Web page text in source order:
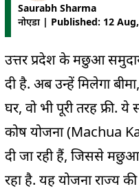
Saurabh Sharma
नोएडा | Published: 12
उत्तर प्रदेश के मछुआ
दी है. अब उन्हें मिलेगा
घर, वो भी पूरी तरह फ्री.
कोष योजना (Machua
दी जा रही हैं, जिससे
रहा है. यह योजना राज्य